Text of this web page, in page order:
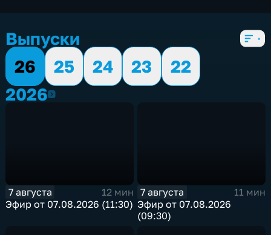
Выпуски
26
25 24 23
22
20262026
7 августа
12 мин
Эфир от 07.08.2026 (11:30)
7 августа
11 мин
Эфир от 07.08.2026
(09:30)